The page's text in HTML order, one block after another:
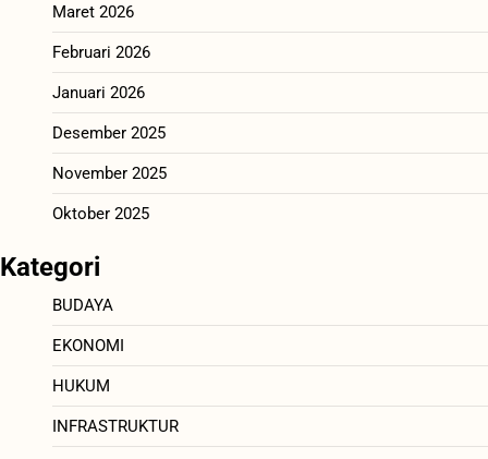
Maret 2026
Februari 2026
Januari 2026
Desember 2025
November 2025
Oktober 2025
Kategori
BUDAYA
EKONOMI
HUKUM
INFRASTRUKTUR